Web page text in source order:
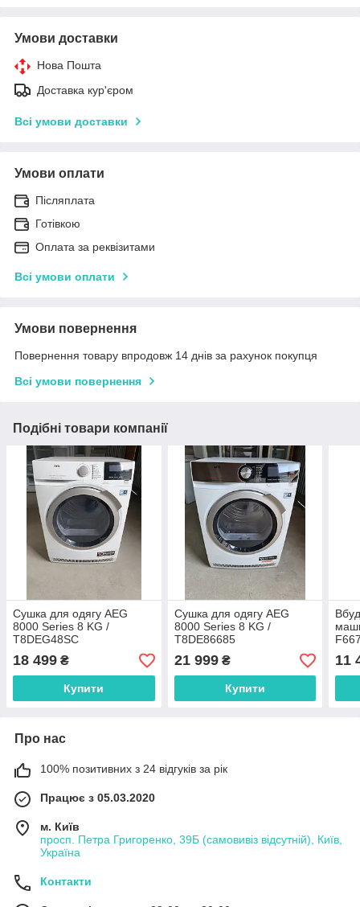
Умови доставки
Нова Пошта
Доставка кур'єром
Всі умови доставки
Умови оплати
Післяплата
Готівкою
Оплата за реквізитами
Всі умови оплати
Умови повернення
Повернення товару впродовж 14 днів за рахунок покупця
Всі умови повернення
Подібні товари компанії
Сушка для одягу AEG
8000 Series 8 KG /
T8DEG48SC
18 499 ₴
Купити
Сушка для одягу AEG
8000 Series 8 KG /
T8DE86685
21 999₴
Купити
11
Про нас
100% позитивних з 24 відгуків за рік
Працює з 05.03.2020
м. Київ
просп. Петра Григоренко, 39Б (самовивіз відсутній), Київ,
Україна
Контакти